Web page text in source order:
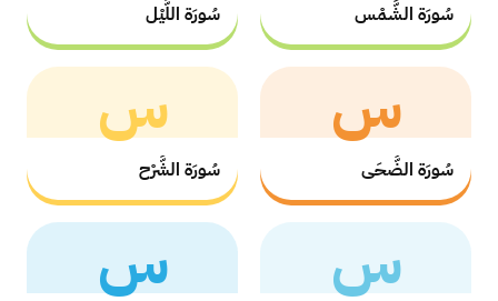
سُورَة الشَّمْس سُورَة اللَّيْل
س
سُورَة الضُّحَى
س
سُورَة الشَّرْح
س س